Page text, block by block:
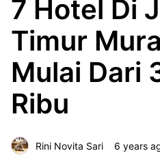
7 Hotel Di
Timur
Mulai Dari
Ribu
Rini Novita Sari 6 years